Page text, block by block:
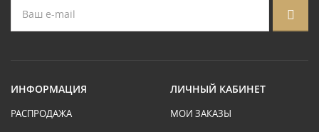
ИНФОРМАЦИЯ
РАСПРОДАЖА
ЛИЧНЫЙ КАБИНЕТ
МОИ ЗАКАЗЫ